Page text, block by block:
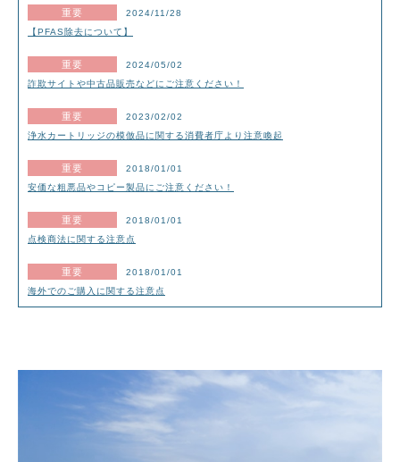
2024/11/28
【PFAS除去について】
2024/05/02
詐欺サイトや中古品販売などにご注意ください！
2023/02/02
浄水カートリッジの模倣品に関する消費者庁より注意喚起
2018/01/01
安価な粗悪品やコピー製品にご注意ください！
2018/01/01
点検商法に関する注意点
2018/01/01
海外でのご購入に関する注意点